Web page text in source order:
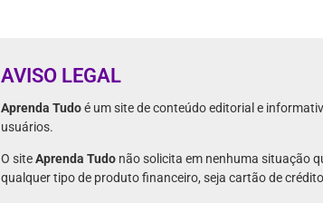
AVISO LEGAL
Aprenda Tudoé um site de conteúdo editorial e
usuários.
O siteAprenda Tudo não solicita em nenhuma situação
qualquer tipo de produto financeiro, seja cartão de